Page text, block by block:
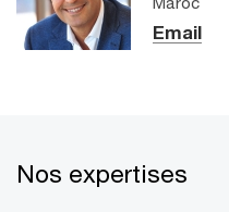
Email
Nos expertises